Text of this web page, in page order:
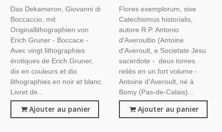
Moyen Age, Fables,
Gravures Erich Gruner,
Érotisme
Das Dekameron, Giovanni di
Boccaccio, mit
Originallithographien von
Erich Gruner - Boccace -
Avec vingt lithographies
érotiques de Erich Gruner,
dix en couleurs et dix
lithographies en noir et blanc.
Livret de...
Ajouter au panier
D'Averoult, Fleurs Des
Exemples Ou Catéchisme
Historial, XVIIe S.
Flores exemplorum, sive
Catechismus historialis,
autore R.P. Antonio
d'Averoultio (Antoine
d'Averoult, e Societate Jesu
sacerdote - deux tomes
reliés en un fort volume -
Antoine d'Averoult, né à
Bomy (Pas-de-Calais)...
Ajouter au panier